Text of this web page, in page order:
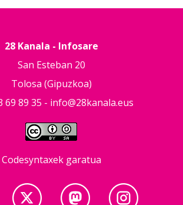
28 Kanala - Infosare
San Esteban 20
Tolosa (Gipuzkoa)
69 89 35 - info@28kanala.eus
Codesyntaxek garatua